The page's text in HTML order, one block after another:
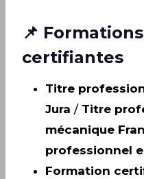
📌
certifiantes
Titre
Jura / Titre
mécanique
professionnel
Formation